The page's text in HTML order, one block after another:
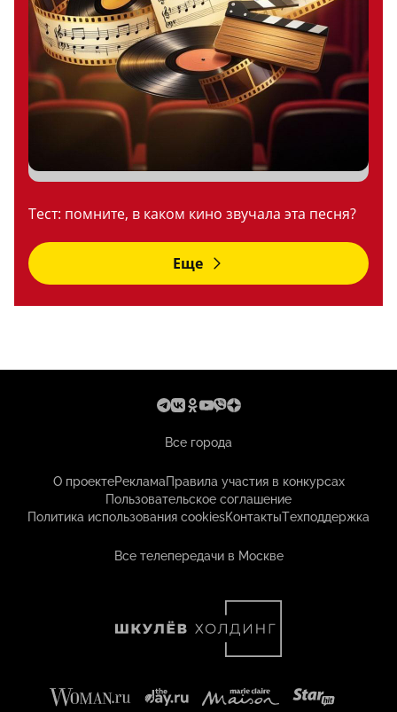
Тест: помните, в каком кино звучала эта песня?
Еще
Все города
О проектеРекламаПравила участия в конкурсах
Пользовательское соглашение
Политика использования cookiesКонтактыТехподдержка
Все телепередачи в Москве